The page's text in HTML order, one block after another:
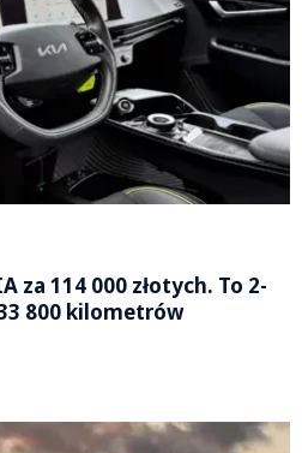
za 114 000 złotych. To 2-
800 kilometrów